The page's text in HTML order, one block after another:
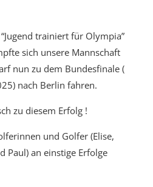
“Jugend trainiert für Olympia”
sich unsere Mannschaft
nun zu dem Bundesfinale (
nach Berlin fahren.
zu diesem Erfolg !
und Golfer (Elise,
Paul) an einstige Erfolge